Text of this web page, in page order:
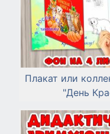
Плакат или
"День